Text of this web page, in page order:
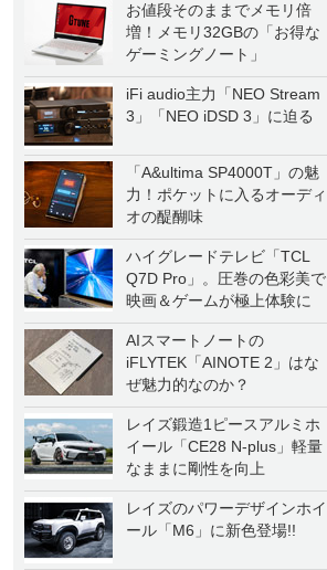
お値段そのままでメモリ倍
増！メモリ32GBの「お得な
ゲーミングノート」
iFi audio主力「NEO Stream
3」「NEO iDSD 3」に迫る
「A&ultima SP4000T」の魅
力！ポケットに入るオーディ
オの醍醐味
ハイグレードテレビ「TCL
Q7D Pro」。圧巻の色彩美で
映画＆ゲームが極上体験に
AIスマートノートの
iFLYTEK「AINOTE 2」はな
ぜ魅力的なのか？
レイズ鍛造1ピースアルミホ
イール「CE28 N-plus」軽量
なままに剛性を向上
レイズのパワーデザインホイ
ール「M6」に新色登場!!